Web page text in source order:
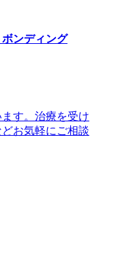
ンディング